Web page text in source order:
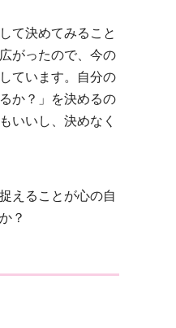
て決めてみること
がったので、今の
ています。自分の
か？」を決めるの
いいし、決めなく
えることが心の自
？